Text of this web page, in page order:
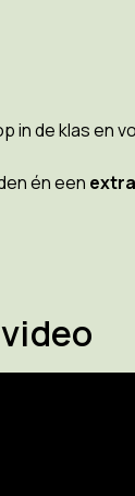
in de klas en
én een